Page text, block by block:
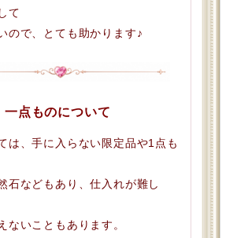
て
ので、とても助かります♪
点ものについて
は、手に入らない限定品や1点も
石などもあり、仕入れが難し
ないこともあります。